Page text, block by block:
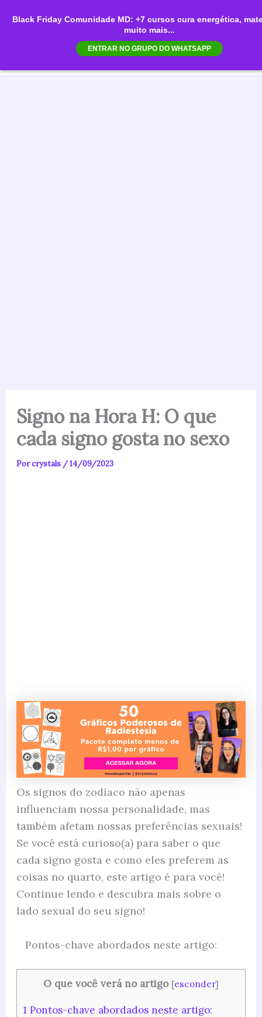
Black Friday Comunidade MD: +7 cursos cura energética,
muito mais...
ENTRAR NO GRUPO DO WHATSAPP
para
Signo na Hora H: O que
cada signo gosta no sexo
Porcrystals /14/09/2023
Os signos do zodíaco não apenas
influenciam nossa personalidade, mas
também afetam nossas preferências sexuais!
Se você está curioso(a) para saber o que
cada signo gosta e como eles preferem as
coisas no quarto, este artigo é para você!
Continue lendo e descubra mais sobre o
lado sexual do seu signo!
Pontos-chave abordados neste artigo:
O que você verá no artigo [esconder]
1Pontos-chave abordados neste artigo: